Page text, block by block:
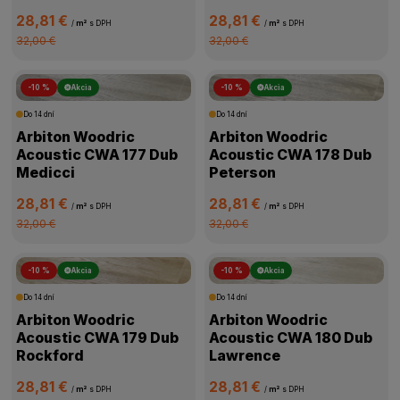
28,81 €/ m² s DPH
32,00 €
28,81 € / m² s DPH
32,00 €
-10 % Akcia
Do 14 dní
Arbiton Woodric
Acoustic CWA 177 Dub
Medicci
28,81 €/ m² s DPH
32,00 €
-10 % Akcia
Do 14 dní
Arbiton Woodric
Acoustic CWA 178 Dub
Peterson
28,81 € / m² s DPH
32,00 €
-10 % Akcia
Do 14 dní
Arbiton Woodric
Acoustic CWA 179 Dub
Rockford
28,81 €/ m² s DPH
-10 % Akcia
Do 14 dní
Arbiton Woodric
Acoustic CWA 180 Dub
Lawrence
28,81 € / m² s DPH